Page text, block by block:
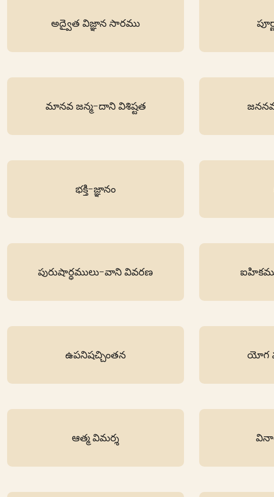
అద్వైత విజ్ఞాన సారము
మానవ జన్మ-దాని విశిష్టత
భక్తి-జ్ఞానం
పురుషార్ధములు-వాని వివరణ
ఉపనిషచ్చింతన యోగ
ఆత్మ విమర్శ